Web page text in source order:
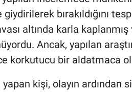
giydirilerek bırakıldığını
altında karla
Ancak, yapılan
korkutucu bir aldatmaca
yapan kişi, olayın